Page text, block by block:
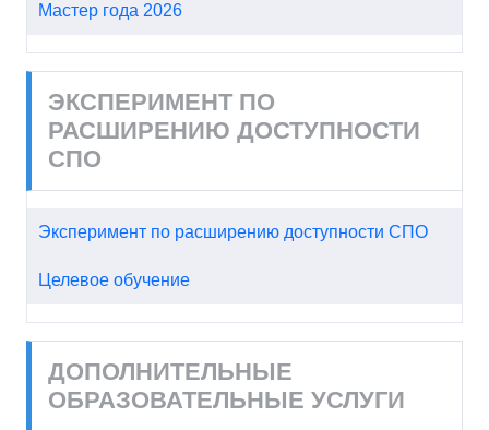
Мастер года 2026
ЭКСПЕРИМЕНТ ПО
РАСШИРЕНИЮ ДОСТУПНОСТИ
СПО
Эксперимент по расширению доступности СПО
Целевое обучение
ДОПОЛНИТЕЛЬНЫЕ
ОБРАЗОВАТЕЛЬНЫЕ УСЛУГИ